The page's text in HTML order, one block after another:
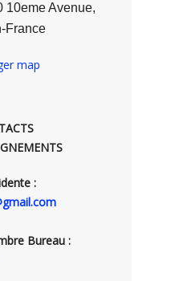
10eme Avenue,
France
:
Bureau :